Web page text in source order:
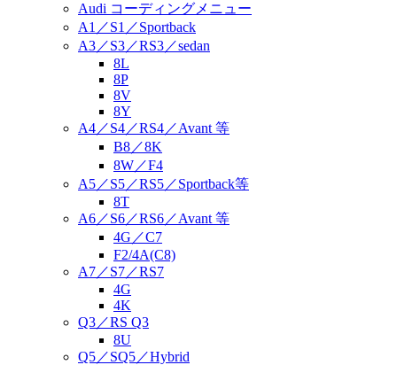
Audi コーディングメニュー
A1／S1／Sportback
A3／S3／RS3／sedan
8L
8P
8V
8Y
A4／S4／RS4／Avant 等
B8／8K
8W／F4
A5／S5／RS5／Sportback等
8T
A6／S6／RS6／Avant 等
4G／C7
F2/4A(C8)
A7／S7／RS7
4G
4K
Q3／RS Q3
8U
Q5／SQ5／Hybrid